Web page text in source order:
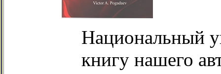
Национальный
книгу нашего